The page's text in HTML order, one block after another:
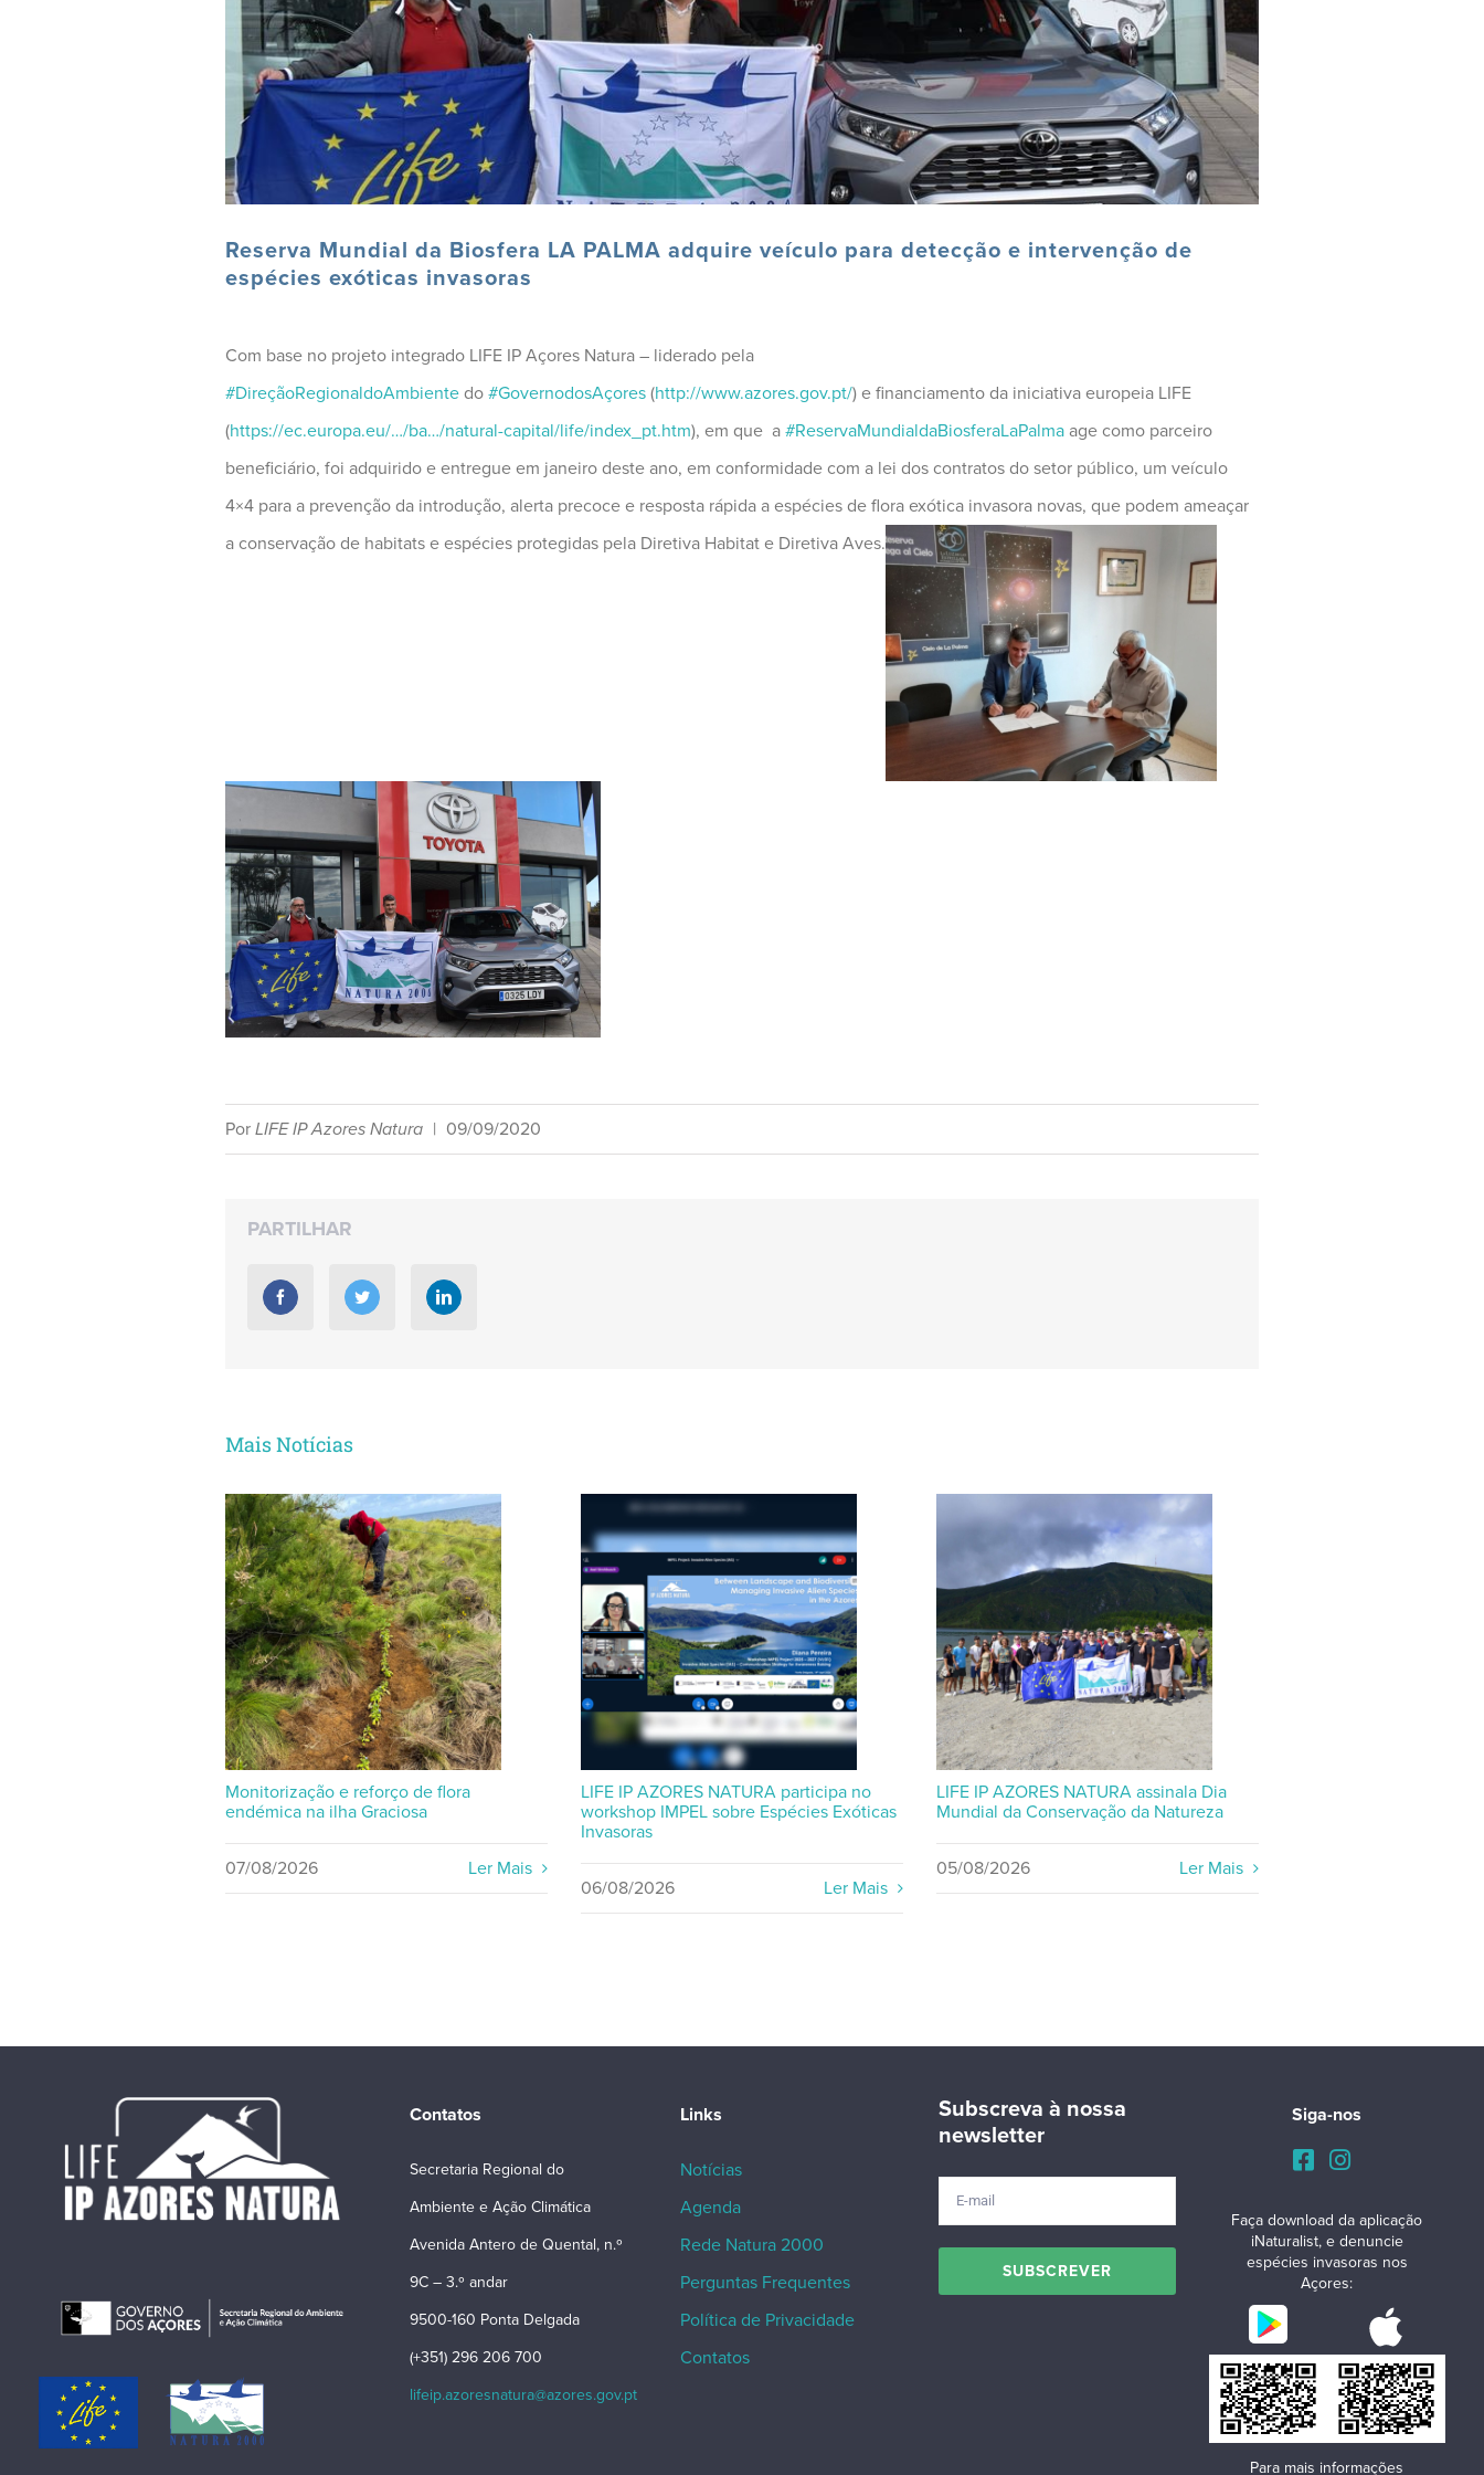
Reserva Mundial da Biosfera LA PALMA adquire veículo para detecção e intervenção de
espécies exóticas invasoras
Com base no projeto integrado LIFE IP Açores Natura – liderado pela
#DireçãoRegionaldoAmbiente do#GovernodosAçores (http://www.azores.gov.pt/) e financiamento da iniciativa europeia LIFE
(https://ec.europa.eu/…/ba…/natural-capital/life/index_pt.htm), em que a#ReservaMundialdaBiosferaLaPalma age como parceiro
beneficiário, foi adquirido e entregue em janeiro deste ano, em conformidade com a lei dos contratos do setor público, um veículo
4×4 para a prevenção da introdução, alerta precoce e resposta rápida a espécies de flora exótica invasora novas, que podem ameaçar
a conservação de habitats e espécies protegidas pela Diretiva Habitat e Diretiva Aves.
PorLIFE IP Azores Natura | 09/09/2020
PARTILHAR
Mais Notícias
Monitorização e reforço de flora
endémica na ilha Graciosa
07/08/2026 Ler Mais
LIFE IP AZORES NATURA participa no
workshop IMPEL sobre Espécies Exóticas
Invasoras
06/08/2026 Ler Mais
LIFE IP AZORES NATURA assinala Dia
Mundial da Conservação da Natureza
05/08/2026 Ler Mais
Contatos
Secretaria Regional do
Ambiente e Ação Climática
Avenida Antero de Quental, n.º
9C – 3.º andar
9500-160 Ponta Delgada
(+351) 296 206 700
lifeip.azoresnatura@azores.gov.pt
Links
Notícias
Agenda
Rede Natura 2000
Perguntas Frequentes
Política de Privacidade
Contatos
Subscreva à nossa
newsletter
Siga-nos
Faça download da aplicação
iNaturalist, e denuncie
espécies invasoras nos
Açores:
Para mais informações